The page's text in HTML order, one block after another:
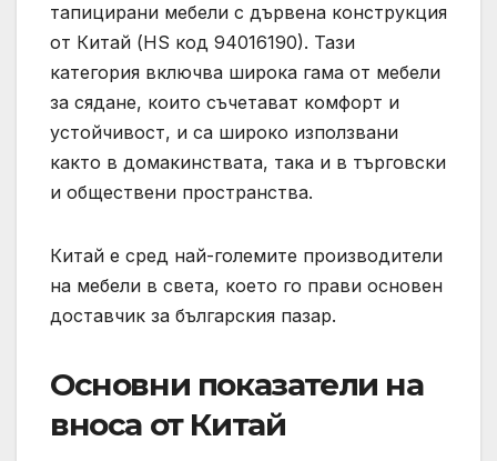
тапицирани мебели с дървена конструкция
от Китай (HS код 94016190). Тази
категория включва широка гама от мебели
за сядане, които съчетават комфорт и
устойчивост, и са широко използвани
както в домакинствата, така и в търговски
и обществени пространства.
Китай е сред най-големите производители
на мебели в света, което го прави основен
доставчик за българския пазар.
Основни показатели на
вноса от Китай